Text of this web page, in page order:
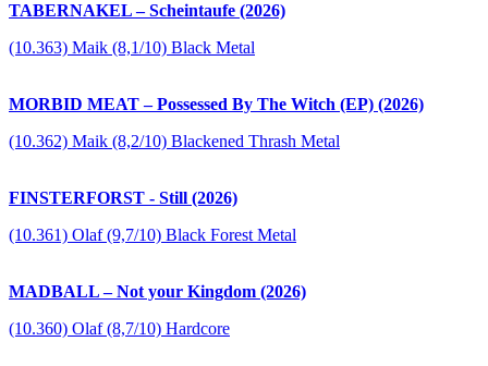
TABERNAKEL – Scheintaufe (2026)
(10.363) Maik (8,1/10) Black Metal
MORBID MEAT – Possessed By The Witch (EP) (2026)
(10.362) Maik (8,2/10) Blackened Thrash Metal
FINSTERFORST - Still (2026)
(10.361) Olaf (9,7/10) Black Forest Metal
MADBALL – Not your Kingdom (2026)
(10.360) Olaf (8,7/10) Hardcore